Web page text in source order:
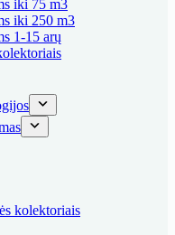
iki 75 m3
iki 250 m3
1-15 arų
kolektoriais